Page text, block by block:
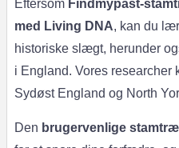
Eftersom Findmypast-
med Living DNA, kan du
historiske slægt, herunder
i England. Vores researcher
Sydøst England og North
Den brugervenlige